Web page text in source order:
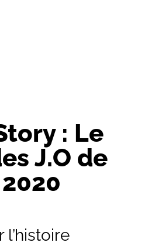
: Le
J.O de
l’histoire